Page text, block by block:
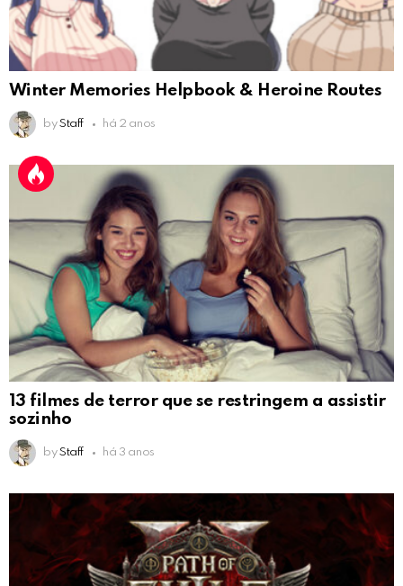
Winter Memories Helpbook & Heroine Routes
by Staff há 2 anos
13 filmes de terror que se restringem a assistir
sozinho
by Staff há 3 anos